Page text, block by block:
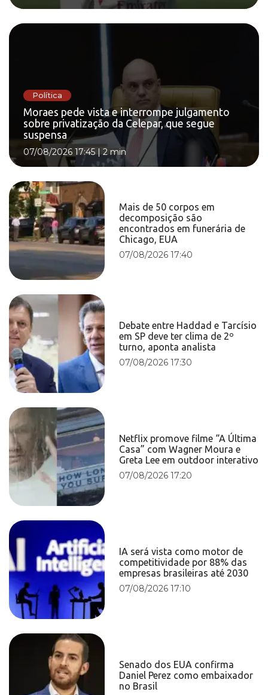
Política
Moraes pede vista e interrompe julgamento
sobre privatização da Celepar, que segue
suspensa
07/08/2026 17:45|2 min
Mais de 50 corpos em
decomposição são
encontrados em funerária de
Chicago, EUA
07/08/2026 17:40
Debate entre Haddad e Tarcísio
em SP deve ter clima de 2º
turno, aponta analista
07/08/2026 17:30
Netflix promove filme “A Última
Casa” com Wagner Moura e
Greta Lee em outdoor interativo
07/08/2026 17:20
IA será vista como motor de
competitividade por 88% das
empresas brasileiras até 2030
07/08/2026 17:10
Senado dos EUA confirma
Daniel Perez como embaixador
no Brasil